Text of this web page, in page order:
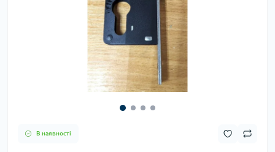
В наявності